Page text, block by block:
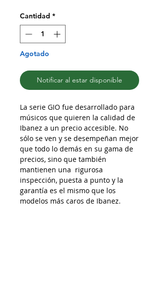
Cantidad *
Agotado
Notificar al estar disponible
La serie GIO fue desarrollado para
músicos que quieren la calidad de
Ibanez a un precio accesible. No
sólo se ven y se desempeñan mejor
que todo lo demás en su gama de
precios, sino que también
mantienen una rigurosa
inspección, puesta a punto y la
garantía es el mismo que los
modelos más caros de Ibanez.